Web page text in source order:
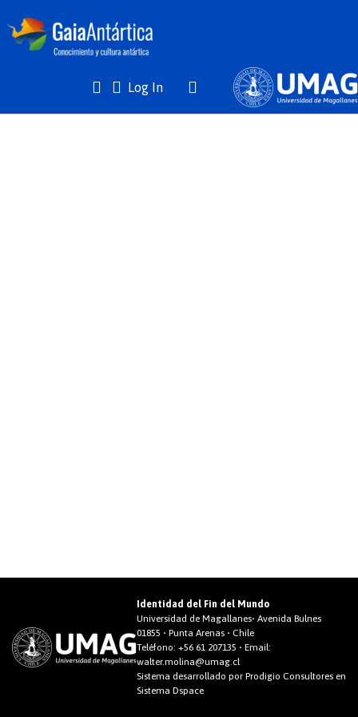
Log In(current)
Identidad del Fin del Mundo
Universidad de Magallanes• Avenida Bulnes
01855 • Punta Arenas • Chile
Teléfono: +56 61 207135 • Email:
walter.molina@umag.cl
Sistema desarrollado por Prodigio Consultores en
Sistema Dspace